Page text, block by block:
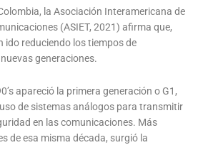
la Asociación Interamericana de
(ASIET, 2021) afirma que,
ido reduciendo los tiempos de
generaciones.
apareció la primera generación o G1,
de sistemas análogos para transmitir
en las comunicaciones. Más
de esa misma década, surgió la